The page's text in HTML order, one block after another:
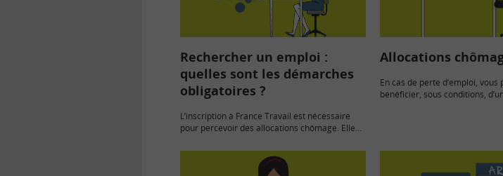
Rechercher un emploi :
quelles sont les démarches
obligatoires ?
L’inscription à France Travail est nécessaire
pour percevoir des allocations chômage. Elle
Allocations
En cas de perte d’emploi, vous
bénéficier, sous conditions,